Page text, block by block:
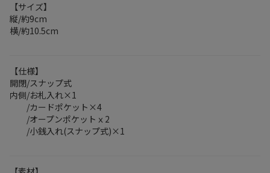
【サイズ】
縦/約9cm
横/約10.5cm
【仕様】
開閉/スナップ式
内側/お札入れ×1
/カードポケット×4
/オープンポケットｘ2
/小銭入れ(スナップ式)×1